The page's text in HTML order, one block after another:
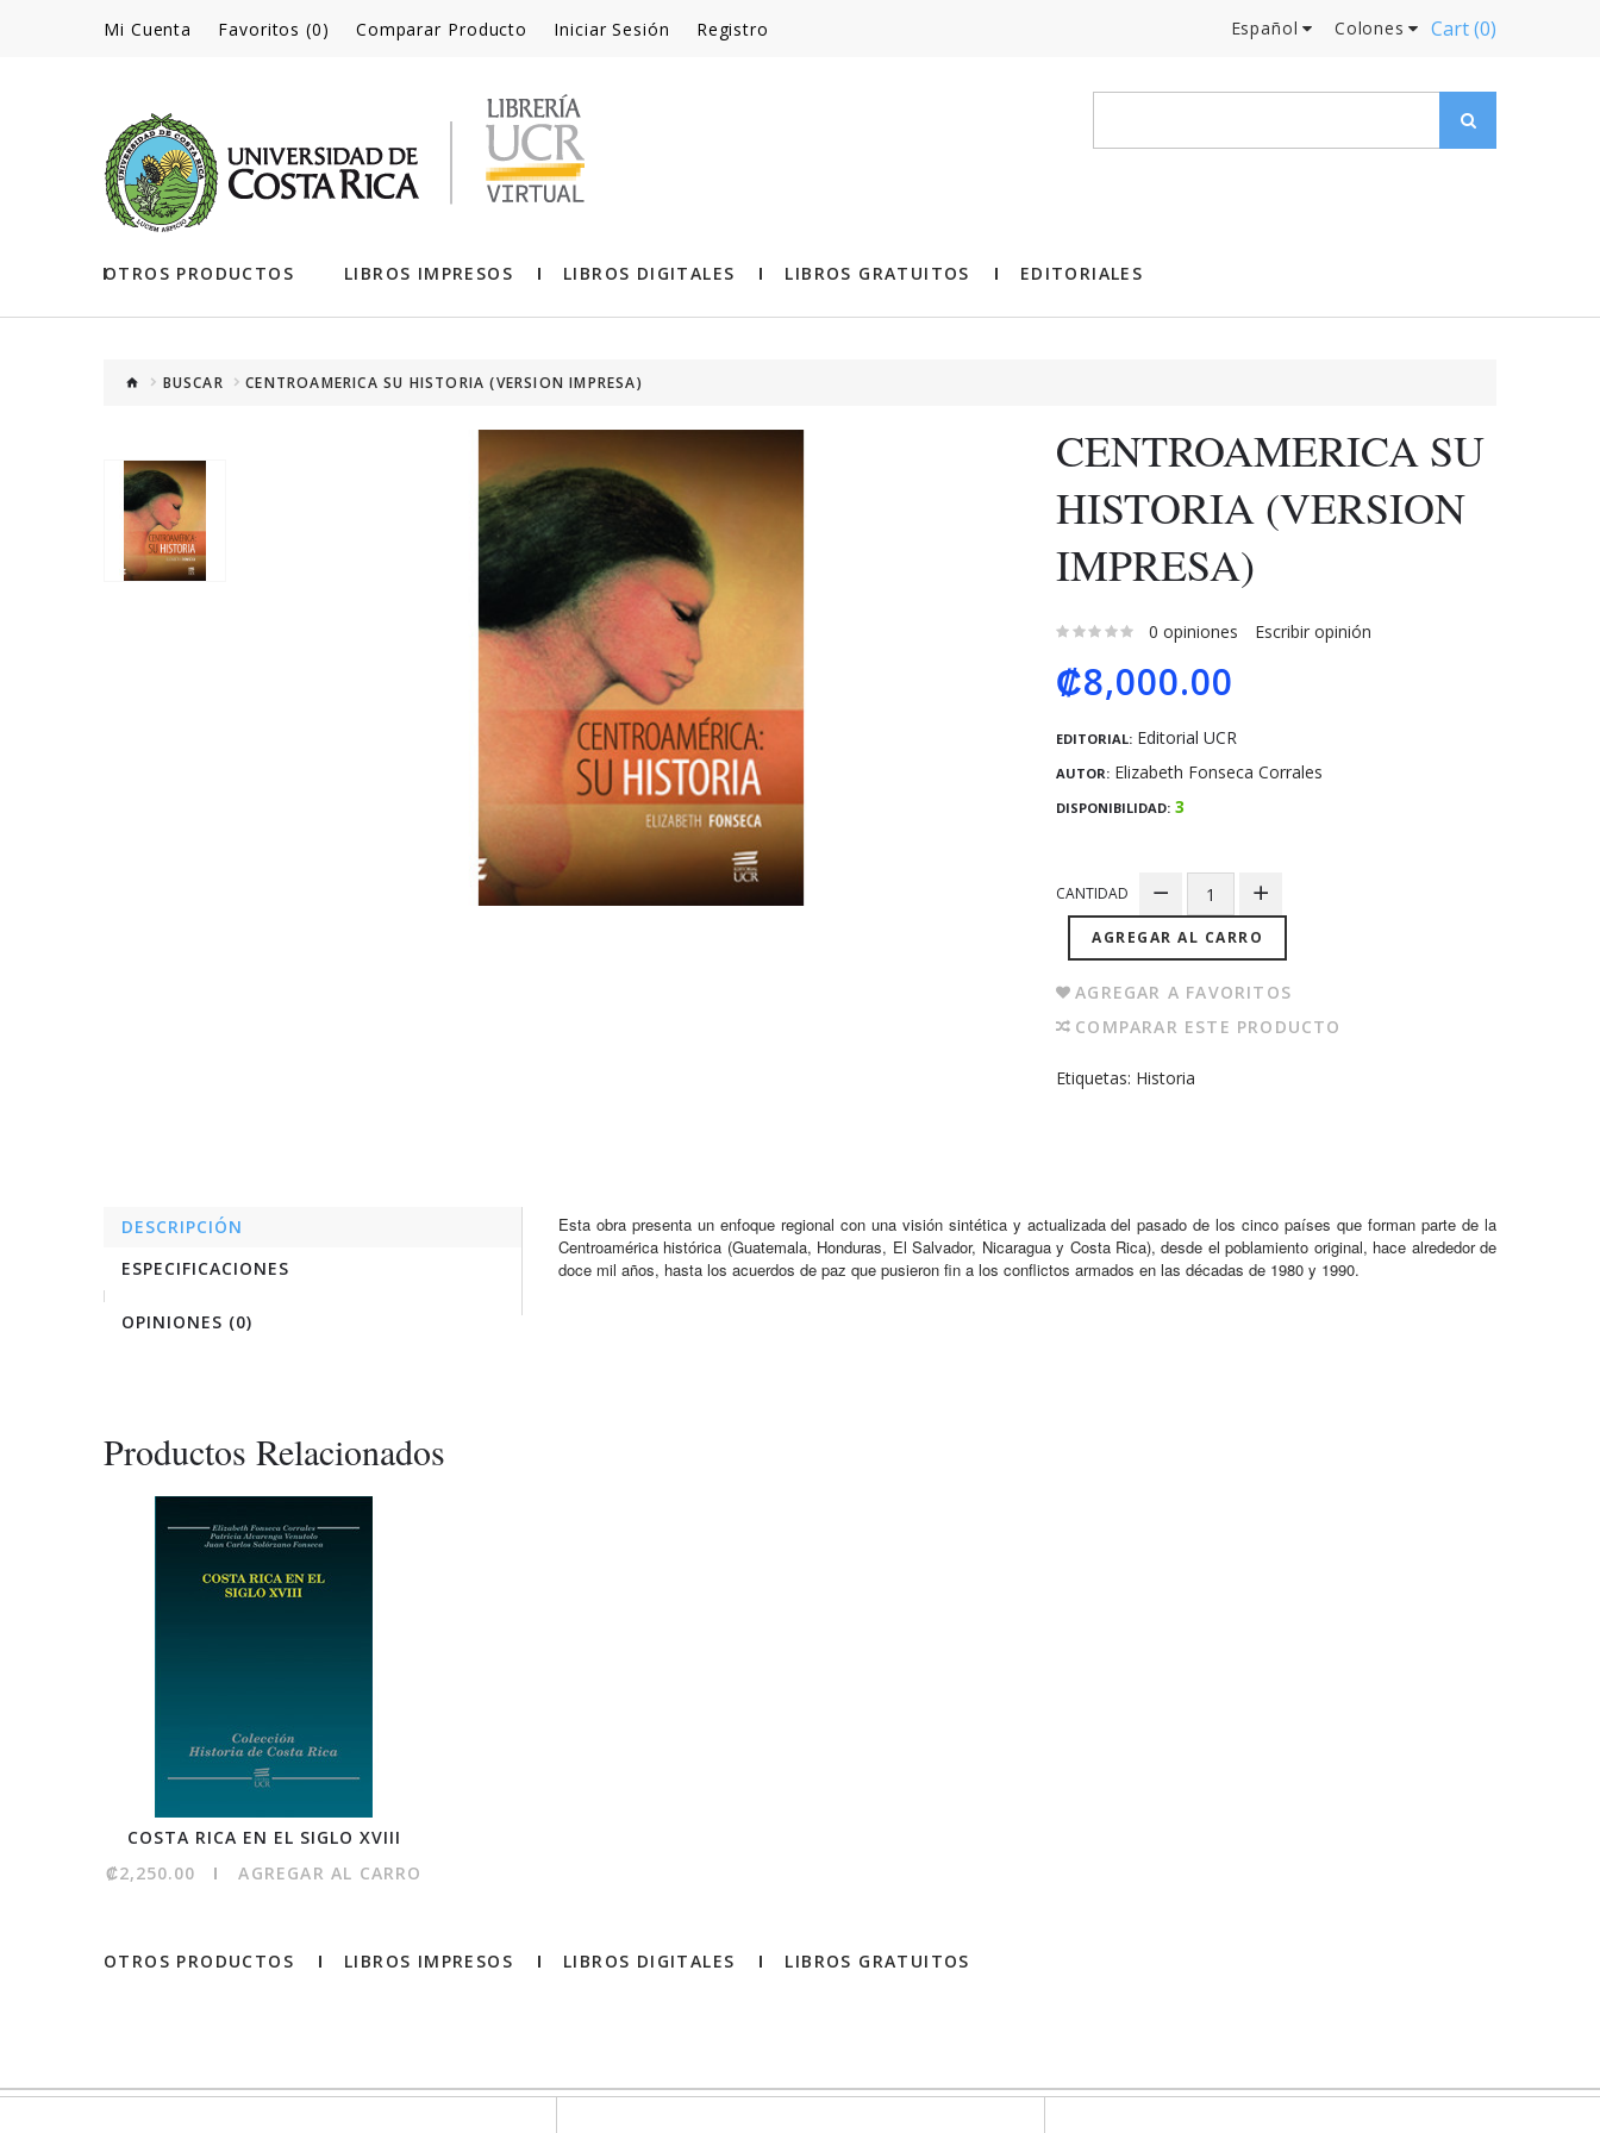
Mi Cuenta Favoritos (0) Comparar Producto Iniciar Sesión Registro Cart(0)
Colones
Español
OTROS PRODUCTOS LIBROS IMPRESOS LIBROS DIGITALES LIBROS GRATUITOS EDITORIALES
BUSCAR CENTROAMERICA SU HISTORIA (VERSION IMPRESA)
CENTROAMERICA SU
HISTORIA (VERSION
IMPRESA)
0 opiniones Escribir opinión
₡8,000.00
EDITORIAL: Editorial UCR
AUTOR: Elizabeth Fonseca Corrales
DISPONIBILIDAD: 3
CANTIDAD
AGREGAR AL CARRO
AGREGAR A FAVORITOS
COMPARAR ESTE PRODUCTO
Etiquetas: Historia
DESCRIPCIÓN
ESPECIFICACIONES
OPINIONES (0)
Esta obra presenta un enfoque regional con una visión sintética y actualizada del pasado de los cinco países que forman parte de la
Centroamérica histórica (Guatemala, Honduras, El Salvador, Nicaragua y Costa Rica), desde el poblamiento original, hace alrededor de
doce mil años, hasta los acuerdos de paz que pusieron fin a los conflictos armados en las décadas de 1980 y 1990.
Productos Relacionados
COSTA RICA EN EL SIGLO XVIII
₡2,250.00
AGREGAR AL CARRO
OTROS PRODUCTOS LIBROS IMPRESOS LIBROS DIGITALES LIBROS GRATUITOS